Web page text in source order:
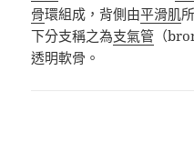
骨環組成，背側由平滑肌
下分支稱之為支氣管 （
透明軟骨。